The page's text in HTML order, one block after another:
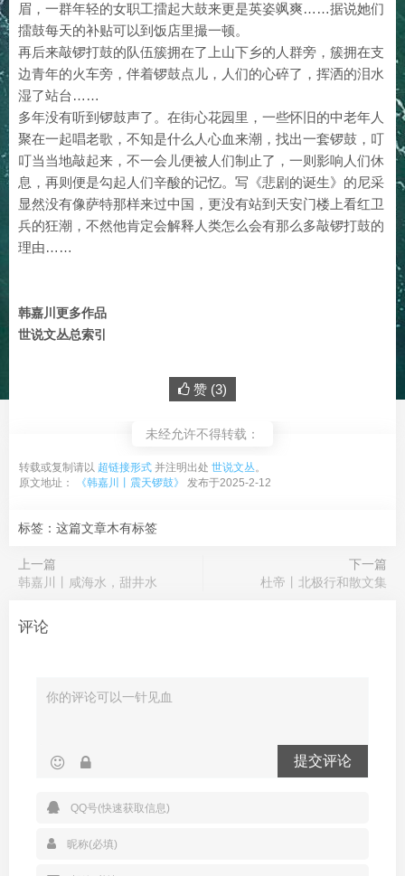
眉，一群年轻的女职工擂起大鼓来更是英姿飒爽……据说她们
擂鼓每天的补贴可以到饭店里撮一顿。
再后来敲锣打鼓的队伍簇拥在了上山下乡的人群旁，簇拥在支
边青年的火车旁，伴着锣鼓点儿，人们的心碎了，挥洒的泪水
湿了站台……
多年没有听到锣鼓声了。在街心花园里，一些怀旧的中老年人
聚在一起唱老歌，不知是什么人心血来潮，找出一套锣鼓，叮
叮当当地敲起来，不一会儿便被人们制止了，一则影响人们休
息，再则便是勾起人们辛酸的记忆。写《悲剧的诞生》的尼采
显然没有像萨特那样来过中国，更没有站到天安门楼上看红卫
兵的狂潮，不然他肯定会解释人类怎么会有那么多敲锣打鼓的
理由……
韩嘉川更多作品
世说文丛总索引
赞 (3)
未经允许不得转载：
转载或复制请以 超链接形式 并注明出处 世说文丛。
原文地址：
《韩嘉川丨震天锣鼓》 发布于2025-2-12
标签：这篇文章木有标签
上一篇
韩嘉川丨咸海水，甜井水
下一篇
杜帝丨北极行和散文集
评论
提交评论